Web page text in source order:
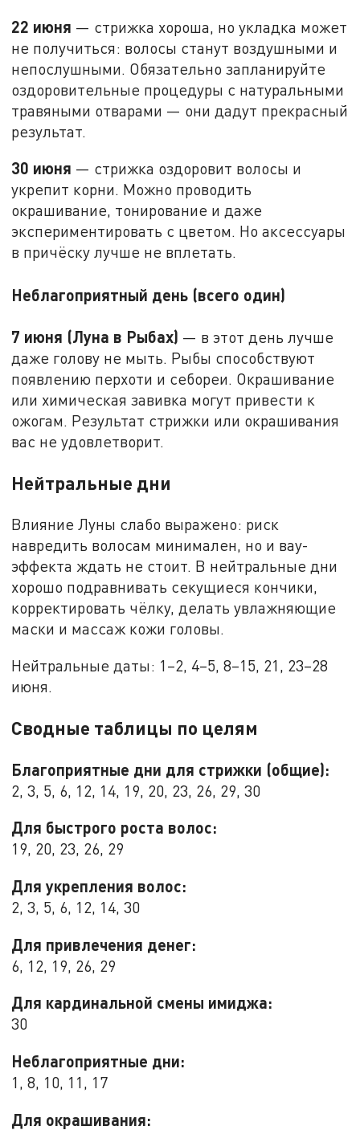
22 июня — стрижка хороша, но укладка может
не получиться: волосы станут воздушными и
непослушными. Обязательно запланируйте
оздоровительные процедуры с натуральными
травяными отварами — они дадут прекрасный
результат.
30 июня — стрижка оздоровит волосы и
укрепит корни. Можно проводить
окрашивание, тонирование и даже
экспериментировать с цветом. Но аксессуары
в причёску лучше не вплетать.
Неблагоприятный день (всего один)
7 июня (Луна в Рыбах) — в этот день лучше
даже голову не мыть. Рыбы способствуют
появлению перхоти и себореи. Окрашивание
или химическая завивка могут привести к
ожогам. Результат стрижки или окрашивания
вас не удовлетворит.
Нейтральные дни
Влияние Луны слабо выражено: риск
навредить волосам минимален, но и вау-
эффекта ждать не стоит. В нейтральные дни
хорошо подравнивать секущиеся кончики,
корректировать чёлку, делать увлажняющие
маски и массаж кожи головы.
Нейтральные даты: 1–2, 4–5, 8–15, 21, 23–28
июня.
Сводные таблицы по целям
Благоприятные дни для стрижки (общие):
2, 3, 5, 6, 12, 14, 19, 20, 23, 26, 29, 30
Для быстрого роста волос:
19, 20, 23, 26, 29
Для укрепления волос:
2, 3, 5, 6, 12, 14, 30
Для привлечения денег:
6, 12, 19, 26, 29
Для кардинальной смены имиджа:
30
Неблагоприятные дни:
1, 8, 10, 11, 17
Для окрашивания: